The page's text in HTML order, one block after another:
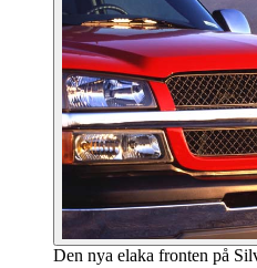
Den nya elaka fronten på